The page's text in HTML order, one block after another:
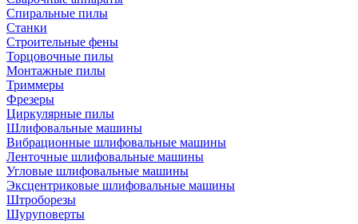
Спиральные пилы
Станки
Строительные фены
Торцовочные пилы
Монтажные пилы
Триммеры
Фрезеры
Циркулярные пилы
Шлифовальные машины
Вибрационные шлифовальные машины
Ленточные шлифовальные машины
Угловые шлифовальные машины
Эксцентриковые шлифовальные машины
Штроборезы
Шуруповерты